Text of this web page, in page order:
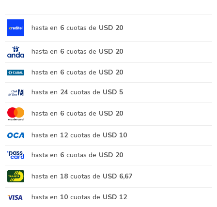
hasta en 6 cuotas de USD 20
hasta en 6 cuotas de USD 20
hasta en 6 cuotas de USD 20
hasta en 24 cuotas de USD 5
hasta en 6 cuotas de USD 20
hasta en 12 cuotas de USD 10
hasta en 6 cuotas de USD 20
hasta en 18 cuotas de USD 6,67
hasta en 10 cuotas de USD 12